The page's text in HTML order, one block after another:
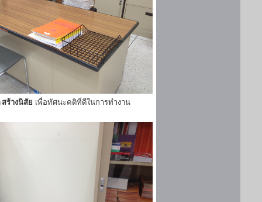
สร้างนิสัย เพื่อทัศนะคติที่ดีในการทำงาน